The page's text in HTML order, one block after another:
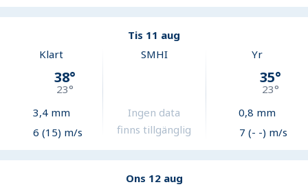
Tis 11 aug
Klart
38°
23°
3,4mm
6 (15) m/s
SMHI
Ingen data
finns tillgänglig
Yr
35°
23°
0,8 mm
7 (- -) m/s
Ons 12 aug